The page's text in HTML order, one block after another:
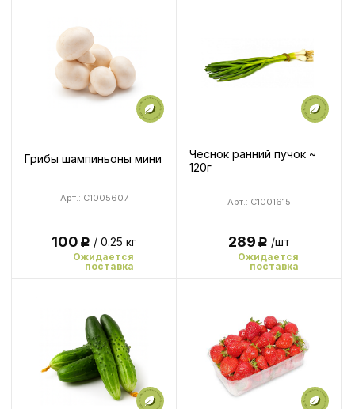
Грибы шампиньоны мини
Арт.: C1005607
100Р / 0.25 кг
Ожидается
поставка
Чеснок ранний пучок ~
120г
Арт.: C1001615
289Р /шт
Ожидается
поставка